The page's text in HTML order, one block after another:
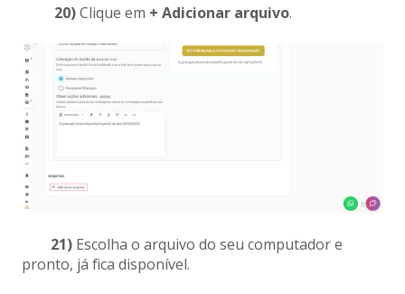
20)Clique em + Adicionar arquivo.
21) Escolha o arquivo do seu computador e
pronto, já fica disponível.